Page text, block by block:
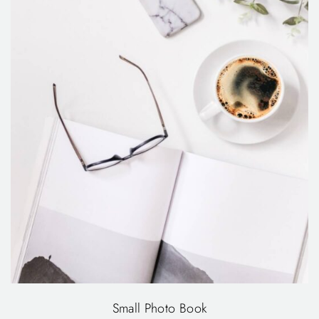
Small Photo Book